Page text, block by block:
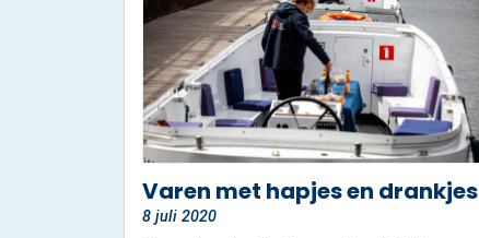
Varen met hapjes en drankjes
8 juli 2020